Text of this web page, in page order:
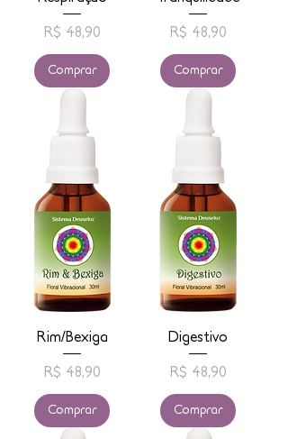
Preço
R$ 48,90
Comprar
Preço
R$ 48,90
Comprar
Rim/Bexiga
Preço
R$ 48,90
Comprar
Digestivo
Preço
R$ 48,90
Comprar